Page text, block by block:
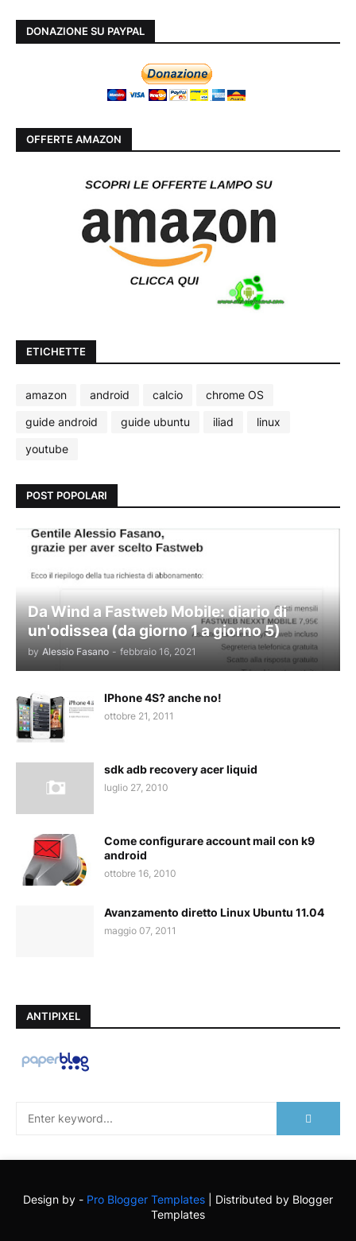
DONAZIONE SU PAYPAL
OFFERTE AMAZON
ETICHETTE
amazon android calcio
chrome OS
guide android
guide ubuntu iliad
linux
youtube
POST POPOLARI
Da Wind a Fastweb Mobile: diario di
un'odissea (da giorno 1 a giorno 5)
by Alessio Fasano - febbraio 16, 2021
IPhone 4S? anche no!
ottobre 21, 2011
sdk adb recovery acer liquid
luglio 27, 2010
Come configurare account mail con k9
android
ottobre 16, 2010
Avanzamento diretto Linux Ubuntu 11.04
maggio 07, 2011
ANTIPIXEL
Design by - Pro Blogger Templates | Distributed by Blogger
Templates